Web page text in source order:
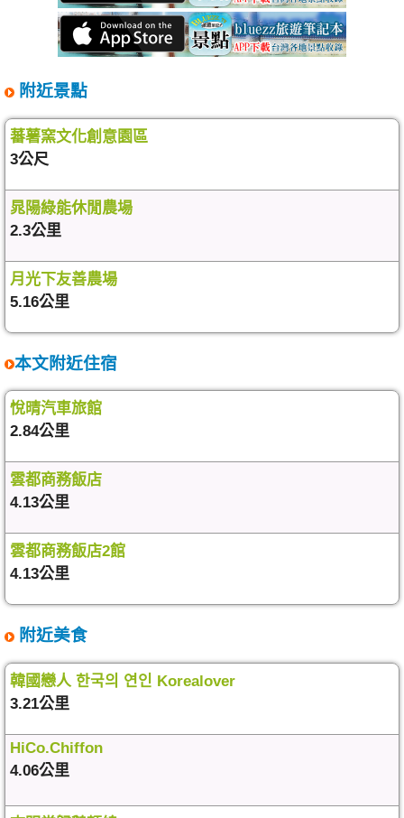
附近景點
蕃薯窯文化創意園區
3公尺
晁陽綠能休閒農場
2.3公里
月光下友善農場
5.16公里
本文附近住宿
悅晴汽車旅館
2.84公里
雲都商務飯店
4.13公里
雲都商務飯店2館
4.13公里
附近美食
韓國戀人 한국의 연인 Korealover
3.21公里
HiCo.Chiffon
4.06公里